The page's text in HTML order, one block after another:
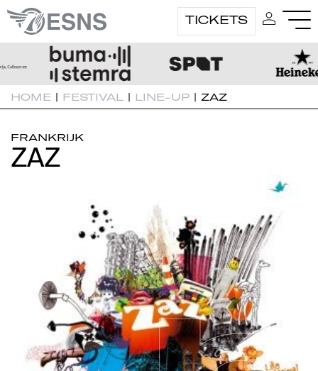
TICKETS
HOME | FESTIVAL | LINE-UP | ZAZ
FRANKRIJK
ZAZ
ZAZ